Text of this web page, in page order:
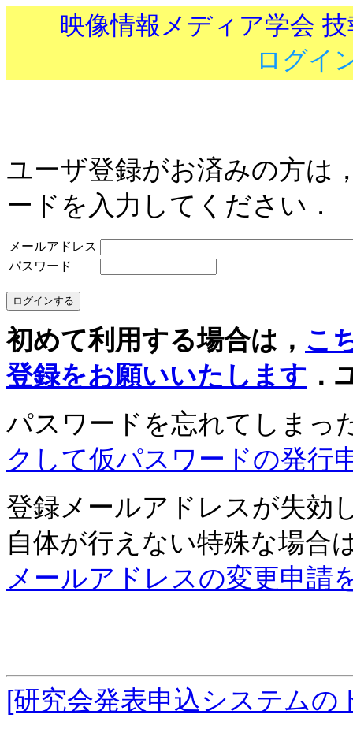
映像情報メディア学会
ログイ
ユーザ登録がお済みの方は
ードを入力してください．
メールアドレス
パスワード
初めて利用する場合は， こ
登録をお願いいたします ．
パスワードを忘れてしまっ
クして仮パスワードの発行
登録メールアドレスが失効
自体が行えない特殊な場合
メールアドレスの変更申請
[研究会発表申込システム